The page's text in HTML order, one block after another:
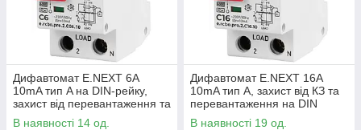
Дифавтомат E.NEXT 6А
10mA тип A на DIN-рейку,
захист від перевантаження та
короткого замикання
В наявності 14 од.
Дифавтомат E.NEXT 16А
10mA тип A, захист від КЗ та
перевантаження на DIN
рейку
В наявності 19 од.